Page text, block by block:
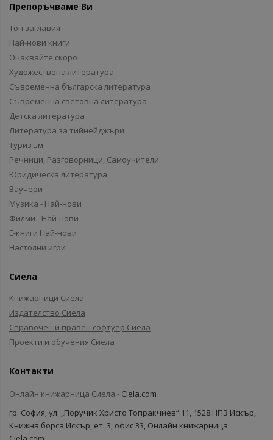
Препоръчваме Ви
Топ заглавия
Най-нови книги
Очаквайте скоро
Художествена литература
Съвременна българска литература
Съвременна световна литература
Детска литература
Литература за тийнейджъри
Туризъм
Речници, Разговорници, Самоучители
Юридическа литература
Ваучери
Музика - Най-нови
Филми - Най-нови
Е-книги Най-нови
Настолни игри
Сиела
Книжарници Сиела
Издателство Сиела
Справочен и правен софтуер Сиела
Проекти и обучения Сиела
Контакти
Онлайн книжарница Сиела - Ciela.com
гр. София, ул. „Поручик Христо Топракчиев“ 11, 1528 НПЗ Искър,
Книжна борса Искър, ет. 3, офис 33, Онлайн книжарница